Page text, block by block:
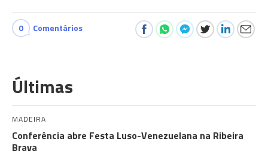
0 Comentários
Últimas
MADEIRA
Conferência abre Festa Luso-Venezuelana na Ribeira
Brava